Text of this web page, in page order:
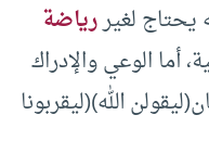
يحتاج لغيررياضة
أما الوعي والإدراك
الله)(ليقربونا